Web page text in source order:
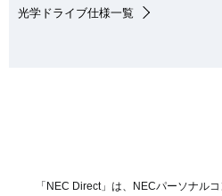
光学ドライブ仕様一覧
「NEC Direct」は、NECパーソナル